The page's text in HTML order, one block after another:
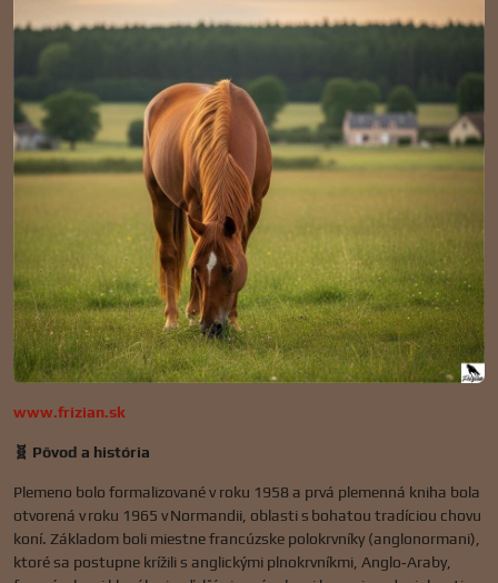
www.frizian.sk
🧬 Pôvod a história
Plemeno bolo formalizované v roku 1958 a prvá plemenná kniha bola
otvorená v roku 1965 v Normandii, oblasti s bohatou tradíciou chovu
koní. Základom boli miestne francúzske polokrvníky (anglonormani),
ktoré sa postupne krížili s anglickými plnokrvníkmi, Anglo‑Araby,